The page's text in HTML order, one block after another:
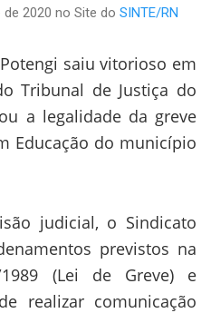
2020 no Site do SINTE/RN
saiu vitorioso em
Tribunal de Justiça do
a legalidade da greve
Educação do município
judicial, o Sindicato
previstos na
(Lei de Greve) e
realizar comunicação